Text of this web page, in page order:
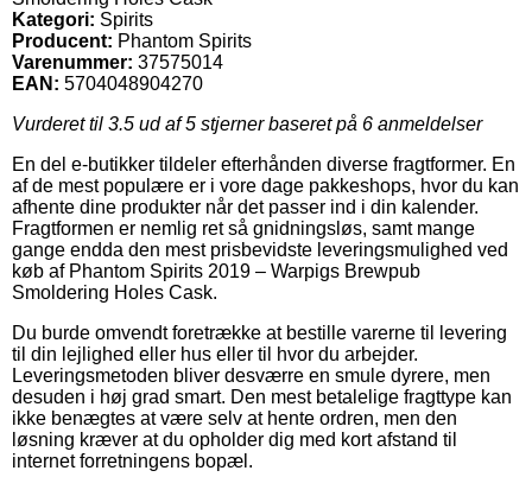
Kategori: Spirits
Producent: Phantom Spirits
Varenummer: 37575014
EAN: 5704048904270
Vurderet til 3.5 ud af 5 stjerner baseret på 6 anmeldelser
En del e-butikker tildeler efterhånden diverse fragtformer. En
af de mest populære er i vore dage pakkeshops, hvor du kan
afhente dine produkter når det passer ind i din kalender.
Fragtformen er nemlig ret så gnidningsløs, samt mange
gange endda den mest prisbevidste leveringsmulighed ved
køb af Phantom Spirits 2019 – Warpigs Brewpub
Smoldering Holes Cask.
Du burde omvendt foretrække at bestille varerne til levering
til din lejlighed eller hus eller til hvor du arbejder.
Leveringsmetoden bliver desværre en smule dyrere, men
desuden i høj grad smart. Den mest betalelige fragttype kan
ikke benægtes at være selv at hente ordren, men den
løsning kræver at du opholder dig med kort afstand til
internet forretningens bopæl.